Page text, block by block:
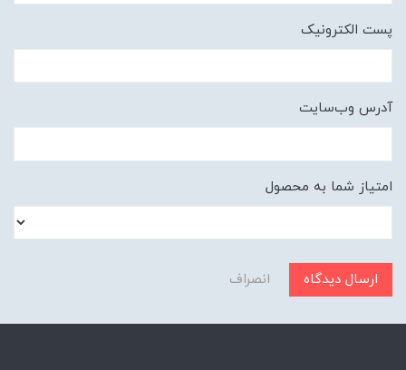
پست الکترونیک
آدرس وب‌سایت
امتیاز شما به محصول
ارسال دیدگاه انصراف